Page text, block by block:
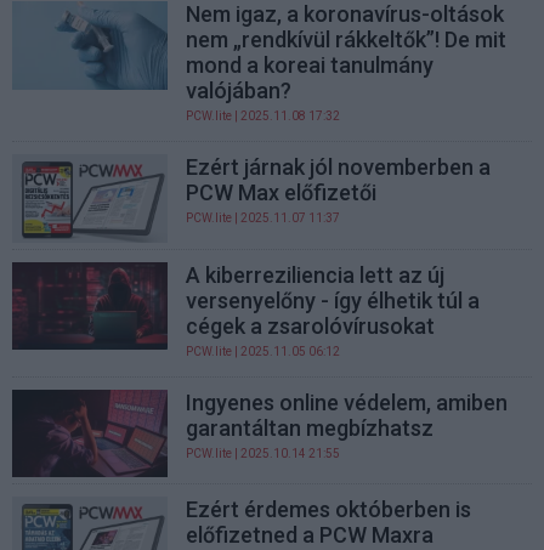
Nem igaz, a koronavírus-oltások
nem „rendkívül rákkeltők”! De mit
mond a koreai tanulmány
valójában?
PCW.lite | 2025.11.08 17:32
Ezért járnak jól novemberben a
PCW Max előfizetői
PCW.lite | 2025.11.07 11:37
A kiberreziliencia lett az új
versenyelőny - így élhetik túl a
cégek a zsarolóvírusokat
PCW.lite | 2025.11.05 06:12
Ingyenes online védelem, amiben
garantáltan megbízhatsz
PCW.lite | 2025.10.14 21:55
Ezért érdemes októberben is
előfizetned a PCW Maxra